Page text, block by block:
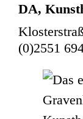
DA,
(0)2551